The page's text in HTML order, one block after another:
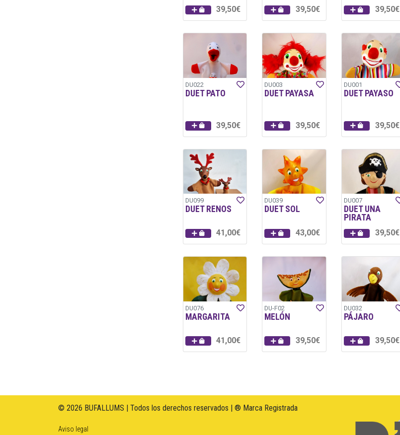
39,50€ 39,50€ 39,50€
DU022
DUET PATO
39,50€
DU003
DUET PAYASA
39,50€
DU001
DUET PAYASO
39,50€
DU099
DUET RENOS
41,00€
DU039
DUET SOL
43,00€
DU007
DUET UNA
PIRATA
39,50€
DU076
MARGARITA
41,00€
DU-F02
MELÓN
39,50€
DU032
PÁJARO
39,50€
© 2026 BUFALLUMS | Todos los derechos reservados | ® Marca Registrada
Aviso legal